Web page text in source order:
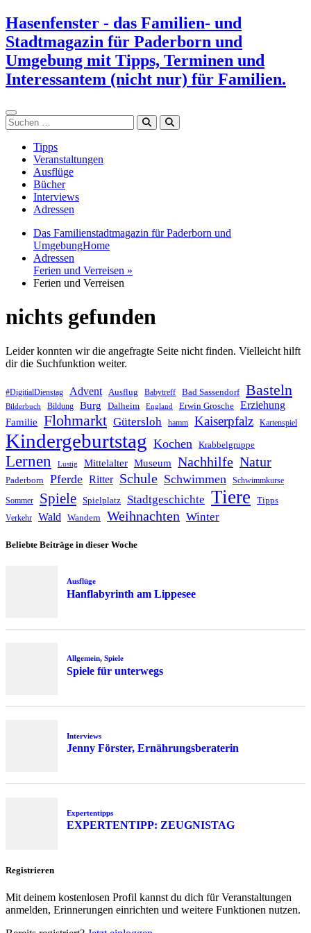
Zum
Inhalt
springen
Hasenfenster - das Familien- und
Stadtmagazin für Paderborn und
Umgebung mit Tipps, Terminen und
Interessantem (nicht nur) für Familien.
Suchen
Tipps
Veranstaltungen
Ausflüge
Bücher
Interviews
Adressen
Das Familienstadtmagazin für Paderborn und
UmgebungHome
Adressen
Ferien und Verreisen »
Ferien und Verreisen
nichts gefunden
Leider konnten wir die angefragte Seite nicht finden. Vielleicht hilft
dir die Suchfunktion weiter.
#DigitialDienstag Advent Ausflug Babytreff Bad Sassendorf Basteln
Bilderbuch Bildung Burg Dalheim England Erwin Grosche Erziehung
Familie Flohmarkt Gütersloh hamm Kaiserpfalz Kartenspiel
Kindergeburtstag Kochen Krabbelgruppe
Lernen Lustig Mittelalter Museum Nachhilfe Natur
Paderborn Pferde Ritter Schule Schwimmen Schwimmkurse
Sommer Spiele Spielplatz Stadtgeschichte Tiere Tipps
Verkehr Wald Wandern Weihnachten Winter
Beliebte Beiträge in dieser Woche
Ausflüge
Hanflabyrinth am Lippesee
Allgemein, Spiele
Spiele für unterwegs
Interviews
Jenny Förster, Ernährungsberaterin
Expertentipps
EXPERTENTIPP: ZEUGNISTAG
Registrieren
Mit deinem kostenlosen Profil kannst du dich für Veranstaltungen
anmelden, Erinnerungen einrichten und weitere Funktionen nutzen.